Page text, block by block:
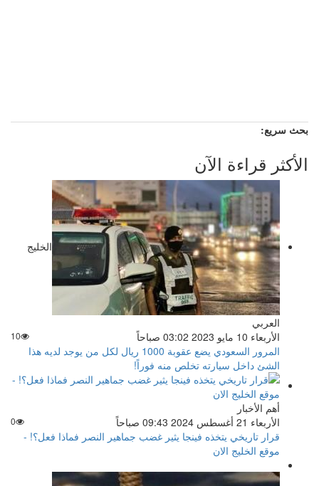
بحث سريع:
الأكثر قراءة الآن
الخليج
العربي
الأربعاء 10 مايو 2023 03:02 صباحاً
10
المرور السعودي يضع عقوبة 1000 ريال لكل من يوجد لديه هذا
الشئ داخل سيارته تخلص منه فوراً!
أهم الأخبار
الأربعاء 21 أغسطس 2024 09:43 صباحاً
0
قرار تاريخي يتخذه فينجا يثير غضب جماهير النصر فماذا فعل؟! -
موقع الخليج الان